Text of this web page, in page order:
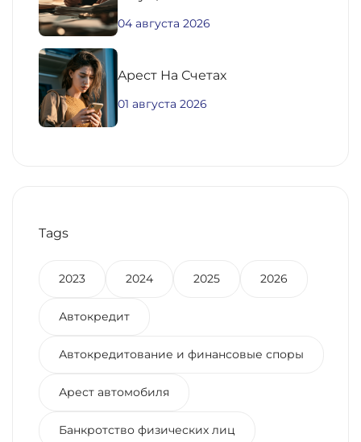
04 августа 2026
Aрест На Счетах
01 августа 2026
Tags
2023 2024 2025 2026
Автокредит
Автокредитование и финансовые споры
Арест автомобиля
Банкротство физических лиц